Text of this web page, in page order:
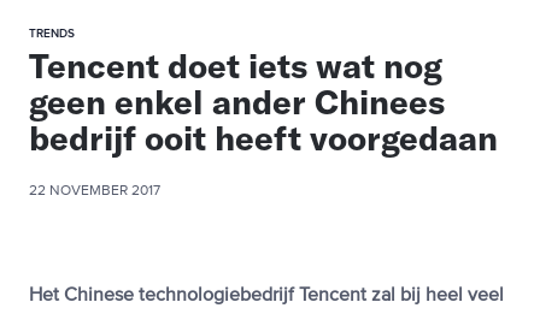
TRENDS
Tencent doet iets wat nog
geen enkel ander Chinees
bedrijf ooit heeft voorgedaan
22 NOVEMBER 2017
Het Chinese technologiebedrijf Tencent zal bij heel veel